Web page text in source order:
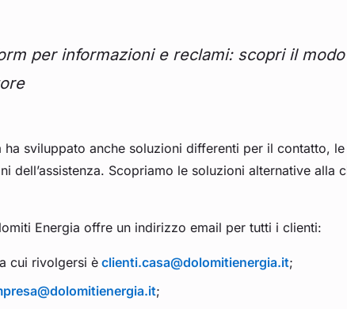
per informazioni e reclami: scopri il
sviluppato anche soluzioni differenti per il contatto,
dell’assistenza. Scopriamo le soluzioni alternative alla
Energia offre un indirizzo email per tutti i clienti:
cui rivolgersi è clienti.casa@dolomitienergia.it;
;